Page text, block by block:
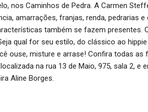
nos Caminhos de Pedra. A Carmen
amarrações, franjas, renda, pedrarias e
também se fazem presentes.
qual for seu estilo, do clássico ao
ouse, misture e arrase! Confira todas
na rua 13 de Maio, 975, sala 2, e
Aline Borges.